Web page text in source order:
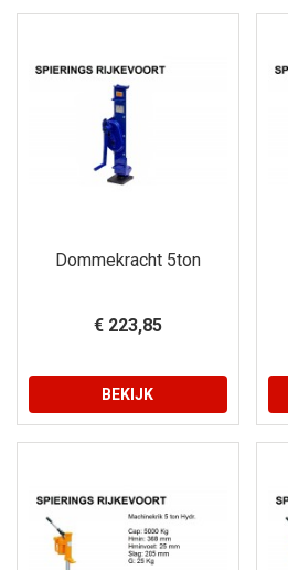
Dommekracht 5ton
€ 223,85
BEKIJK